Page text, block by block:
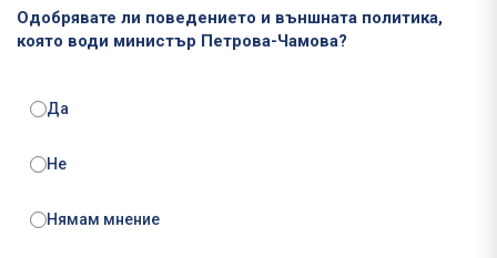
Одобрявате ли поведението и външната политика,
която води министър Петрова-Чамова?
Да
Не
Нямам мнение